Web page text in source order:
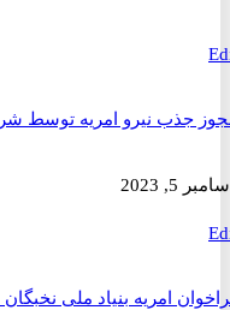
نیرو امریه توسط شرکت های خلاق
امریه بنیاد ملی نخبگان سال